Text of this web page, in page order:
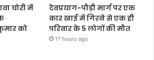
चोरी में
को
देवप्रयाग-पौड़ी मार्ग पर एक
कार खाई में गिरने से एक ही
परिवार के 5 लोगों की मौत
17 hours ago